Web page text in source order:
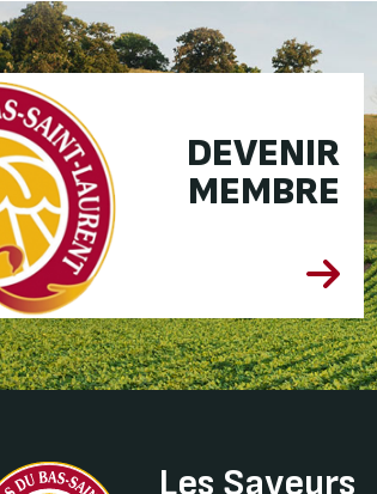
DEVENIR
MEMBRE
Les Saveurs